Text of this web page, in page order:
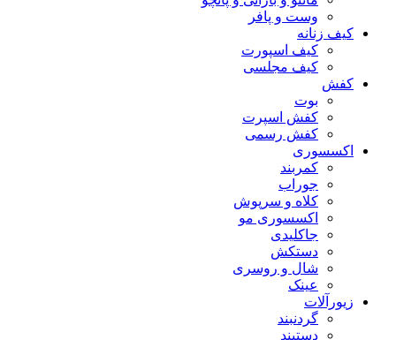
وست و پافر
کیف زنانه
کیف اسپورت
کیف مجلسی
کفش
بوت
کفش اسپرت
کفش رسمی
اکسسوری
کمربند
جوراب
کلاه و سرپوش
اکسسوری مو
جاکلیدی
دستکش
شال و روسری
عینک
زیورآلات
گردنبند
دستبند